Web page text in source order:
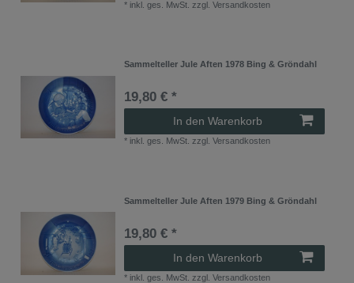
* inkl. ges. MwSt. zzgl.Versandkosten
Sammelteller Jule Aften 1978 Bing & Gröndahl
19,80 € *
In den Warenkorb
* inkl. ges. MwSt. zzgl.Versandkosten
Sammelteller Jule Aften 1979 Bing & Gröndahl
19,80 € *
In den Warenkorb
* inkl. ges. MwSt. zzgl.Versandkosten